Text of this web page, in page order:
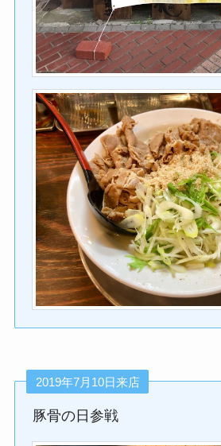
2019年7月10日来店
豚骨の日参戦